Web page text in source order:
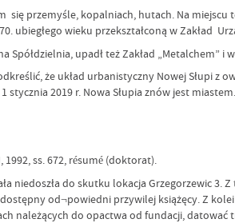
przemyśle, kopalniach, hutach. Na miejscu
ubiegłego wieku przekształconą w Zakład
upadł też Zakład „Metalchem” i
że układ urbanistyczny Nowej Słupi z
2019 r. Nowa Słupia znów jest miastem.
ss. 672, résumé (doktorat).
niedoszła do skutku lokacja Grzegorzewic 3.
od¬powiedni przywilej książęcy. Z
należących do opactwa od fundacji, datować